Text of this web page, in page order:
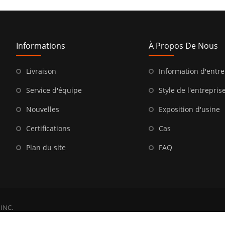
Informations
Livraison
Service d'équipe
Nouvelles
Certifications
Plan du site
À Propos De Nous
Information
Style de
Exposition d'usine
Cas
FAQ